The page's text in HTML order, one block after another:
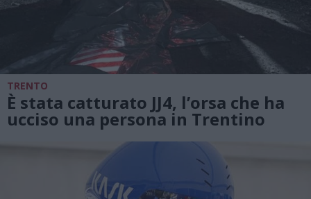
TRENTO
È stata catturato JJ4, l’orsa che ha
ucciso una persona in Trentino